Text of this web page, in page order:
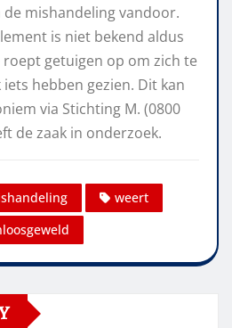
mishandeling vandoor.
is niet bekend aldus
getuigen op om zich te
hebben gezien. Dit kan
via Stichting M. (0800
de zaak in onderzoek.
weert